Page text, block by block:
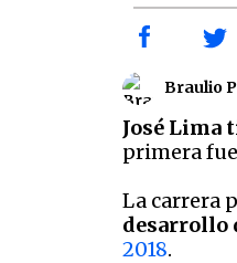
Braulio
José Lima
primera
La carrera
desarrollo
2018.